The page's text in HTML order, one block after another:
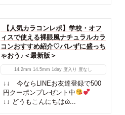
【人気カラコンレポ】学校・オフ
ィスで使える裸眼風ナチュラルカラ
コンおすすめ紹介♡バレずに盛っち
ゃおう♪＜最新版＞
14.2mm 14.5mm 1day 度入り 度なし
↓↓ 今ならLINEお友達登録で500
円クーポンプレゼント中
↓↓ どうもこんにちはὠ...